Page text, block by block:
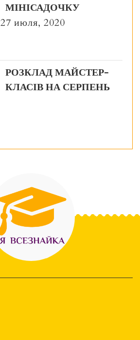
МІНІСАДОЧКУ
27 июля, 2020
РОЗКЛАД МАЙСТЕР-
КЛАСІВ НА СЕРПЕНЬ